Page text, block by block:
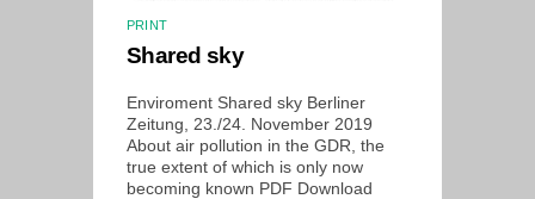
PRINT
Shared sky
Enviroment Shared sky Berliner
Zeitung, 23./24. November 2019
About air pollution in the GDR, the
true extent of which is only now
becoming known PDF Download